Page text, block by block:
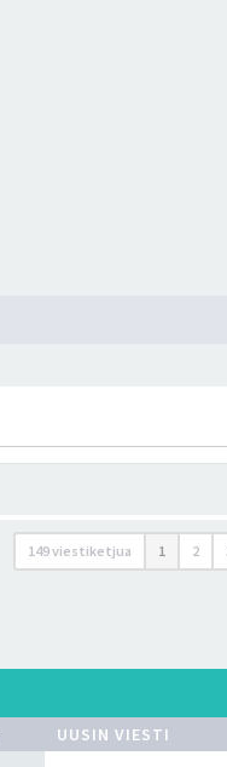
149 viestiketjua 1 2
UUSIN VIESTI